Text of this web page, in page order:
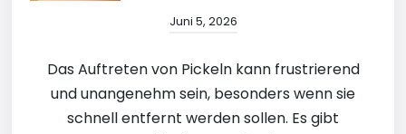
Juni 5, 2026
Das Auftreten von Pickeln kann frustrierend
und unangenehm sein, besonders wenn sie
schnell entfernt werden sollen. Es gibt